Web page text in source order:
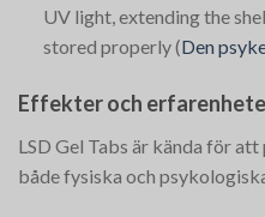
UV light, extending the
stored properly​(Den
Effekter och
LSD Gel Tabs är kända för
både fysiska och